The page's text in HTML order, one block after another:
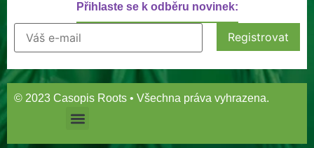
Přihlaste se k odběru novinek:
© 2023 Casopis Roots • Všechna práva vyhrazena.